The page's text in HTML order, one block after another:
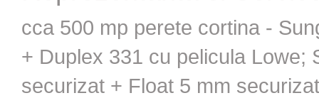
cca 500 mp perete cortina -
+ Duplex 331 cu pelicula Lowe;
securizat + Float 5 mm securizat